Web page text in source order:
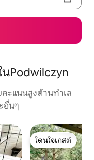
Podwilczyn
ะแนนสูงด้านทำเล
อื่นๆ
โดนใจเกสต์
โดนใจเกสต์